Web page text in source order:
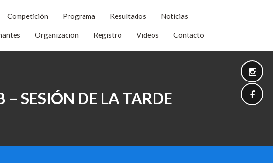
Competición Programa Resultados Noticias
Organización Registro Videos Contacto
SESIÓN DE LA TARDE